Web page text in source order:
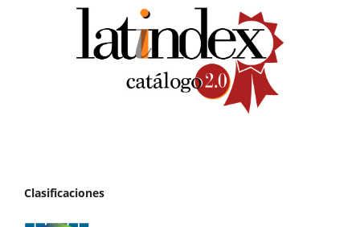
Clasificaciones